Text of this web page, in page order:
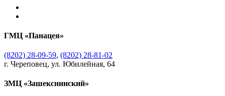
ГМЦ «Панацея»
(8202) 28-09-59, (8202) 28-81-02
г. Череповец, ул. Юбилейная, 64
ЗМЦ «Зашекснинский»